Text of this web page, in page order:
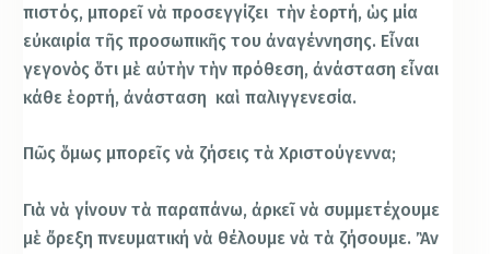
πιστός, μπορεῖ νὰ προσεγγίζει τὴν ἑορτή, ὡς μία
εὐκαιρία τῆς προσωπικῆς του ἀναγέννησης. Εἶναι
γεγονὸς ὅτι μὲ αὐτὴν τὴν πρόθεση, ἀνάσταση εἶναι
κάθε ἑορτή, ἀνάσταση καὶ παλιγγενεσία.
Πῶς ὅμως μπορεῖς νὰ ζήσεις τὰ Χριστούγεννα;
Γιὰ νὰ γίνουν τὰ παραπάνω, ἀρκεῖ νὰ συμμετέχουμε
μὲ ὄρεξη πνευματική νὰ θέλουμε νὰ τὰ ζήσουμε. Ἂν